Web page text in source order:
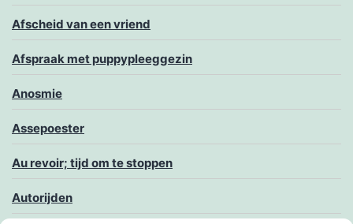
Afscheid van een vriend
Afspraak met puppypleeggezin
Anosmie
Assepoester
Au revoir; tijd om te stoppen
Autorijden